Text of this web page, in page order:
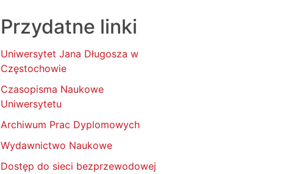
Przydatne linki
Uniwersytet Jana Długosza w
Częstochowie
Czasopisma Naukowe
Uniwersytetu
Archiwum Prac Dyplomowych
Wydawnictwo Naukowe
Dostęp do sieci bezprzewodowej